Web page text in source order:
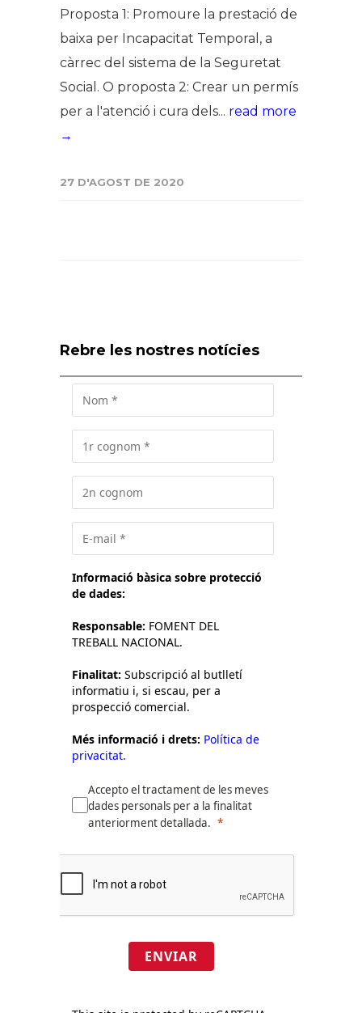
Proposta 1: Promoure la prestació de
baixa per Incapacitat Temporal, a
càrrec del sistema de la Seguretat
Social. O proposta 2: Crear un permís
per a l'atenció i cura dels... read more
→
27 D'AGOST DE 2020
Rebre les nostres notícies
Informació bàsica sobre protecció
de dades:
Responsable: FOMENT DEL
TREBALL NACIONAL.
Finalitat: Subscripció al butlletí
informatiu i, si escau, per a
prospecció comercial.
Més informació i drets: Política de
privacitat.
Accepto el tractament de les meves
dades personals per a la finalitat
anteriorment detallada.
ENVIAR